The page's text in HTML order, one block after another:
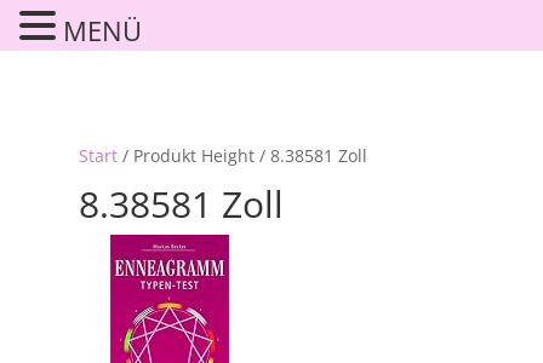
Start/ Produkt Height / 8.38581 Zoll
8.38581 Zoll
MENÜ